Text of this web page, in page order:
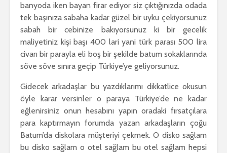
banyoda iken bayan firar ediyor siz çıktığınızda odada
tek başınıza sabaha kadar güzel bir uyku çekiyorsunuz
sabah bir cebinize bakıyorsunuz ki bir gecelik
maliyetiniz kişi başı 400 lari yani türk parası 500 lira
civarı bir parayla eli boş bir şekilde batum sokaklarında
söve söve sınıra geçip Türkiye’ye geliyorsunuz.
Gidecek arkadaşlar bu yazdıklarımı dikkatlice okusun
öyle karar versinler o paraya Türkiye’de ne kadar
eğlenirsiniz onun hesabını yapın oradaki fırsatçılara
para kaptırmayın forumda yazan arkadaşların çoğu
Batum’da diskolara müşteriyi çekmek. O disko sağlam
bu disko sağlam o otel sağlam bu otel sağlam hepsi